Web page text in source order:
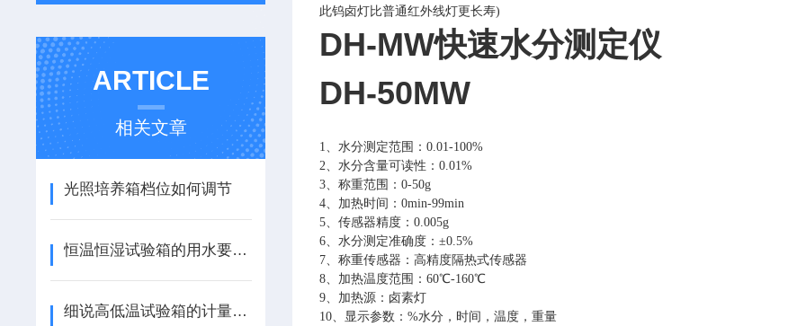
ARTICLE
相关文章
光照培养箱档位如何调节
恒温恒湿试验箱的用水要求有那些？
细说高低温试验箱的计量项目检测
此钨卤灯比普通红外线灯更长寿)
DH-MW快速水分测定仪
DH-50MW
1、水分测定范围：0.01-100%
2、水分含量可读性：0.01%
3、称重范围：0-50g
4、加热时间：0min-99min
5、传感器精度：0.005g
6、水分测定准确度：±0.5%
7、称重传感器：高精度隔热式传感器
8、加热温度范围：60℃-160℃
9、加热源：卤素灯
10、显示参数：%水分，时间，温度，重量